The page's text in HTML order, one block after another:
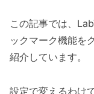
この記事では、
ックマーク機能を
紹介しています。
設定で変えるわけ